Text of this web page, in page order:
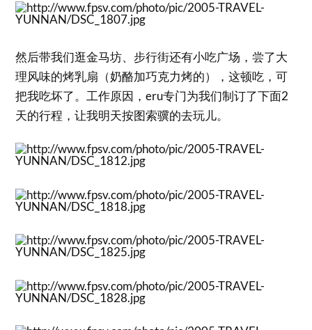
然后带我们逛金马坊、步行街还有小吃广场，尝了大
理风味的烤乳扇（奶酪加巧克力烤的），这顿吃，可
把我吃坏了。工作原因，eru专门为我们制订了下面2
天的行程，让我明天按图索骥的去玩儿。